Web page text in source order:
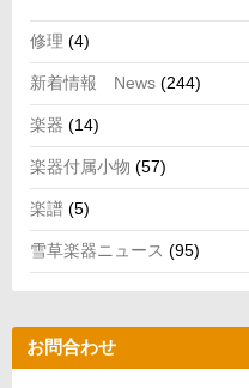
修理 (4)
新着情報 News (244)
楽器 (14)
楽器付属小物 (57)
楽譜 (5)
雪草楽器ニュース (95)
お問合わせ